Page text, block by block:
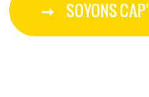
SOYONS CAP’